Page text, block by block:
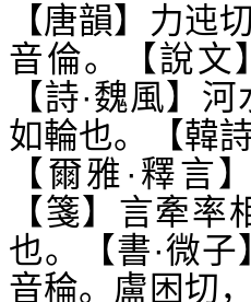
【唐韻】力迍
音倫。【說文
【詩·魏風】
如輪也。【韓
【爾雅·釋言
【箋】言牽
也。【書·微
音稐。盧困切